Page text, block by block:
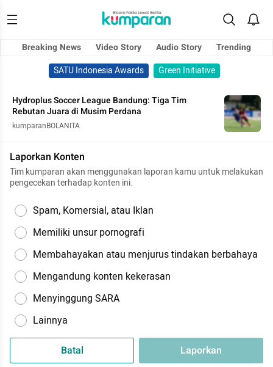
Breaking News Video Story Audio Story
Trending
SATU Indonesia Awards
Green Initiative
Hydroplus Soccer League Bandung: Tiga Tim
Rebutan Juara di Musim Perdana
kumparanBOLANITA
Laporkan Konten
Tim kumparan akan menggunakan laporan kamu untuk melakukan
pengecekan terhadap konten ini.
Spam, Komersial, atau Iklan
Memiliki unsur pornografi
Membahayakan atau menjurus tindakan berbahaya
Mengandung konten kekerasan
Menyinggung SARA
Lainnya
Batal Laporkan